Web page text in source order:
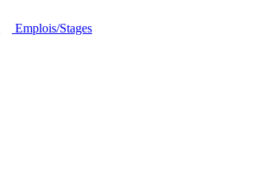
Emplois/Stages